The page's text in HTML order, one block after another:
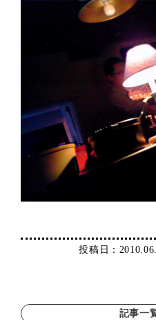
投稿日：
記事一